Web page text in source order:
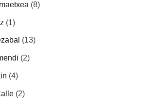
(8)
(1)
(13)
(2)
(4)
(2)